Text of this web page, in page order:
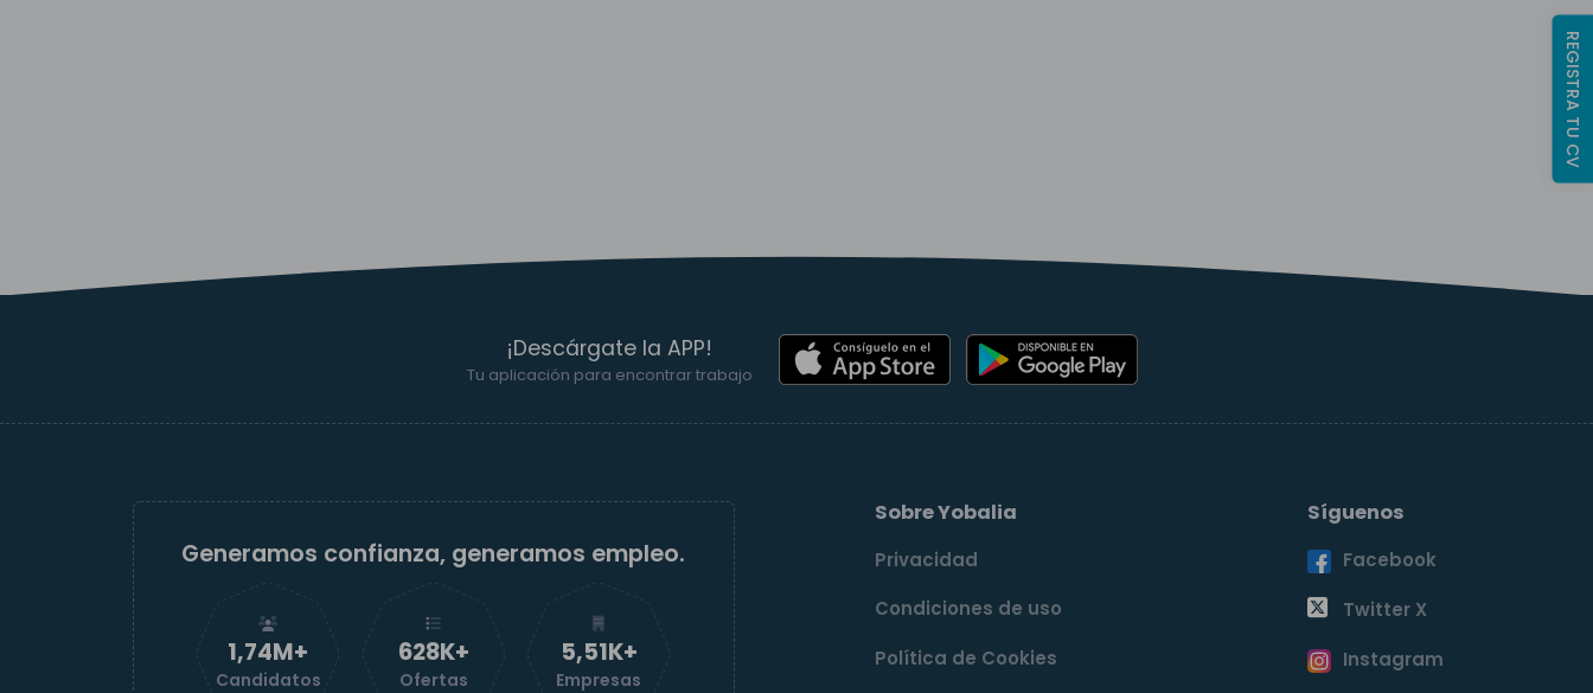
¡Descárgate la APP!
Tu aplicación para encontrar trabajo
Generamos confianza, generamos empleo.
1,74M+
Candidatos
629K+
Ofertas
5,52K+
Empresas
Sobre Yobalia
Privacidad
Condiciones de uso
Política de Cookies
Síguenos
Facebook
Twitter X
Instagram
REGISTRA TU CV